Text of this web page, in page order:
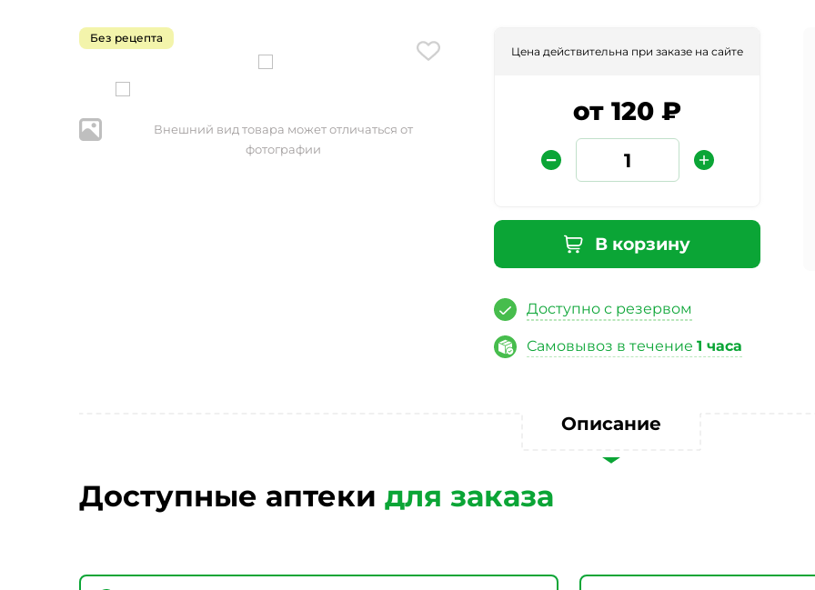
Без рецепта
Внешний вид товара может отличаться от
фотографии
Цена действительна при заказе на сайте
от 120 ₽
В корзину
Доступно с резервом
Самовывоз в течение1 часа
Описание
Доступные аптеки для заказа
Защита от автоматических сообщений
Введите слово на картинке*
* Нажимая кнопку «Отправить отзыв», я даю свое согласие на